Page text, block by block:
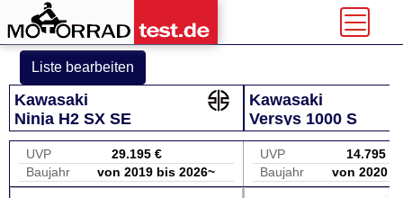
Liste bearbeiten
Kawasaki
Ninja H2 SX SE
Kawasaki
Versys 1000 S
UVP
29.195 €
Baujahr
von 2019 bis 2026~
UVP
14.795 €
Baujahr
von 2020